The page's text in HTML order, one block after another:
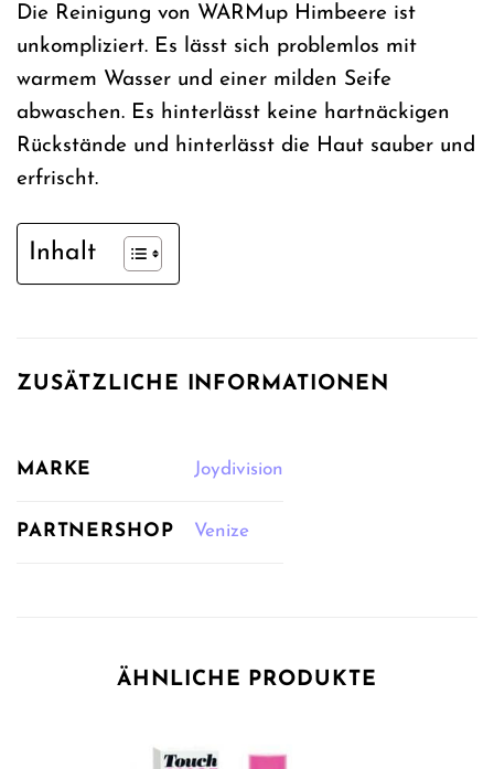
Die Reinigung von WARMup Himbeere ist
unkompliziert. Es lässt sich problemlos mit
warmem Wasser und einer milden Seife
abwaschen. Es hinterlässt keine hartnäckigen
Rückstände und hinterlässt die Haut sauber und
erfrischt.
Inhalt
ZUSÄTZLICHE INFORMATIONEN
MARKE Joydivision
PARTNERSHOP Venize
ÄHNLICHE PRODUKTE